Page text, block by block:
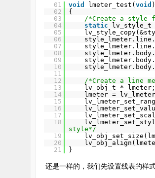
01 void lmeter_test(void )
02
{
03
/*Create a style
04
static
lv_style_t
05
06
07
08
09
10
11
12
/*Create a line
13
lv_obj_t * lmeter;
14
lmeter =
15
16
17
18
style*/
19
20
21
}
还是一样的，我们先设置线表的样